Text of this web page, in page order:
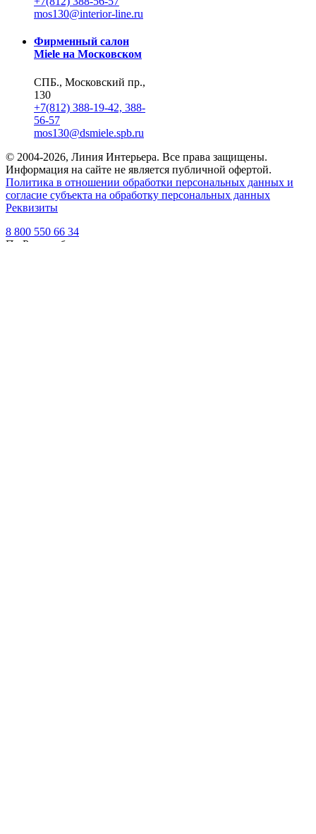
mos130@interior-line.ru
Фирменный салон
Miele на Московском
СПБ., Московский пр.,
130
+7(812) 388-19-42, 388-
56-57
mos130@dsmiele.spb.ru
© 2004-2026, Линия Интерьера. Все права защищены.
Информация на сайте не является публичной офертой.
Политика в отношении обработки персональных данных и
согласие субъекта на обработку персональных данных
Реквизиты
8 800 550 66 34
По России бесплатно